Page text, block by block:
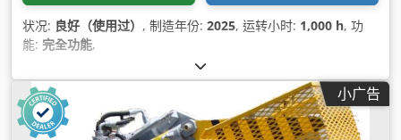
状况: 良好（使用过） , 制造年份: 2025, 运转小时: 1,000 h, 功
能: 完全功能,
小广告